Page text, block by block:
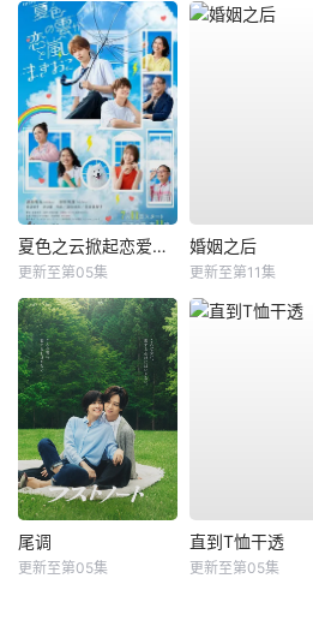
夏色之云掀起恋爱与风暴
更新至第05集
婚姻之后
更新至第11集
尾调
更新至第05集
直到T恤干透
更新至第05集